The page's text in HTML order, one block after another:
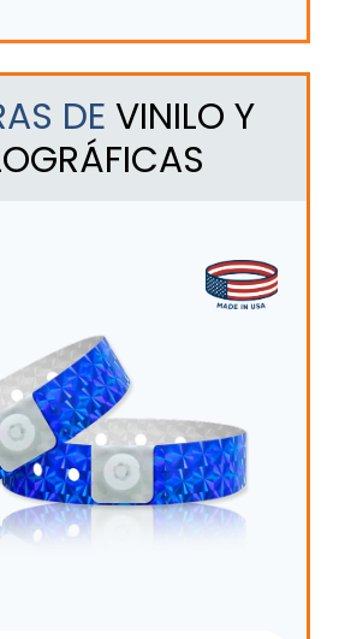
DE VINILO Y